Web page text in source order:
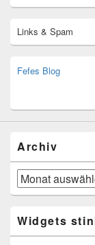
Links & Spam
Fefes Blog
Archiv
Archiv
Widgets